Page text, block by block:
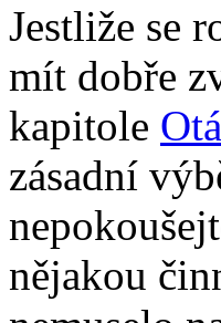
Jestliže se
mít dobře
kapitole
zásadní
nějakou